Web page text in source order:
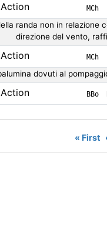
MCh
randa non in relazione
direzione del vento,
MCh
dovuti al
BBo
« First